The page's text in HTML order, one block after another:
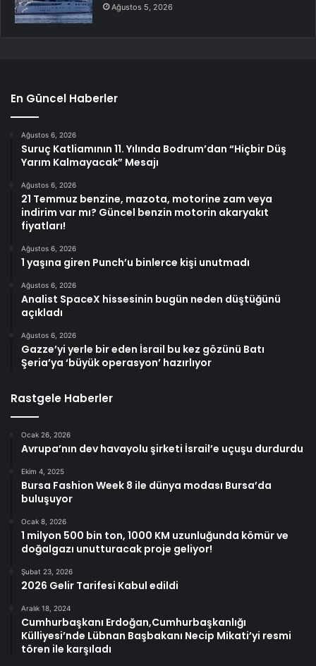
Ağustos 5, 2026
En Güncel Haberler
Ağustos 6, 2026
Suruç Katliamının 11. Yılında Bodrum’dan “Hiçbir Düş
Yarım Kalmayacak” Mesajı
Ağustos 6, 2026
21 Temmuz benzine, mazota, motorine zam veya
indirim var mı? Güncel benzin motorin akaryakıt
fiyatları!
Ağustos 6, 2026
1 yaşına giren Punch’u binlerce kişi unutmadı
Ağustos 6, 2026
Analist SpaceX hissesinin bugün neden düştüğünü
açıkladı
Ağustos 6, 2026
Gazze’yi yerle bir eden İsrail bu kez gözünü Batı
Şeria’ya ‘büyük operasyon’ hazırlıyor
Rastgele Haberler
Ocak 26, 2026
Avrupa’nın dev havayolu şirketi İsrail’e uçuşu durdurdu
Ekim 4, 2025
Bursa Fashion Week 8 ile dünya modası Bursa’da
buluşuyor
Ocak 8, 2026
1 milyon 500 bin ton, 1000 KM uzunluğunda kömür ve
doğalgazı unutturacak proje geliyor!
Şubat 23, 2026
2026 Gelir Tarifesi Kabul edildi
Aralık 18, 2024
Cumhurbaşkanı Erdoğan,Cumhurbaşkanlığı
Külliyesi’nde Lübnan Başbakanı Necip Mikati’yi resmi
tören ile karşıladı